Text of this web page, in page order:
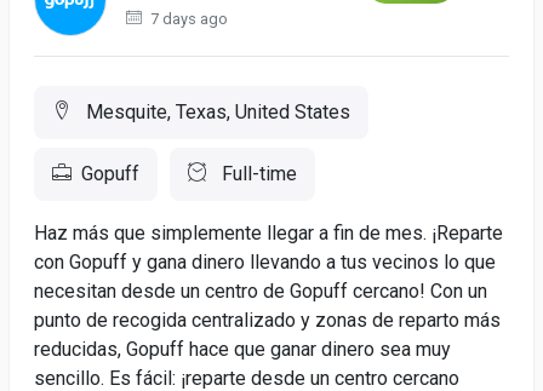
7 days ago
Mesquite, Texas, United States
Gopuff Full-time
Haz más que simplemente llegar a fin de mes. ¡Reparte
con Gopuff y gana dinero llevando a tus vecinos lo que
necesitan desde un centro de Gopuff cercano! Con un
punto de recogida centralizado y zonas de reparto más
reducidas, Gopuff hace que ganar dinero sea muy
sencillo. Es fácil: ¡reparte desde un centro cercano